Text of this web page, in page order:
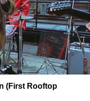
(First Rooftop